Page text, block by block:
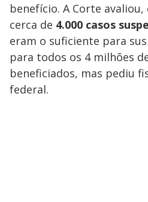
benefício. A Corte
cerca de 4.000 casos
eram o suficiente para
para todos os 4 milhões
beneficiados, mas pediu
federal.